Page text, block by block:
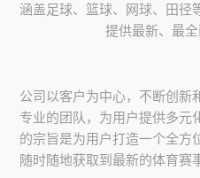
涵盖足球、篮球、网球、田径
提供最新、最全
公司以客户为中心，不断创新
专业的团队，为用户提供多元
的宗旨是为用户打造一个全方
随时随地获取到最新的体育赛